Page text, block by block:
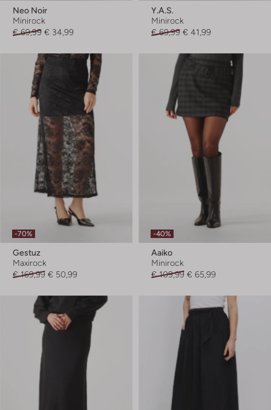
Neo Noir
Minirock
€ 69,99 € 34,99
Y.a.s.
Minirock
€ 69,99 € 41,99
-70%
Gestuz
Maxirock
€ 169,99 € 50,99
-40%
Aaiko
Minirock
€ 109,99 € 65,99